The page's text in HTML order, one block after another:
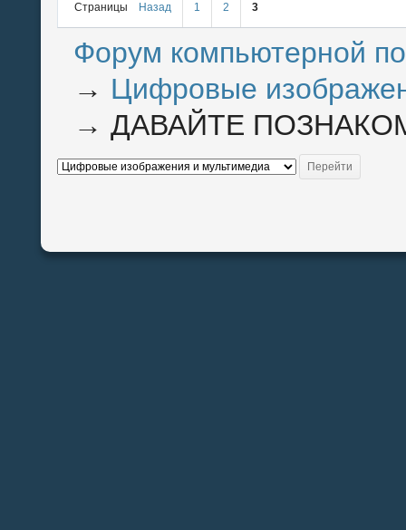
Страницы Назад 1 2 3
Форум компьютерной
→ Цифровые
→ДАВАЙТЕ